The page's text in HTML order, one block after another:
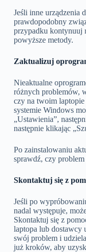
Jeśli inne urządzenia
prawdopodobny
przypadku kontynuuj
powyższe metody.
Zaktualizuj
Nieaktualne
różnych problemów,
czy na twoim laptopie
systemie Windows
„Ustawienia”,
następnie klikając
Po zainstalowaniu
sprawdź, czy
Skontaktuj się z
Jeśli po
nadal występuje,
Skontaktuj się z
laptopa lub dostawcy
swój problem i
już kroków, aby